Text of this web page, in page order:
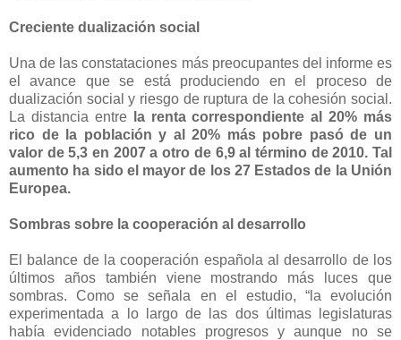
Creciente dualización social
Una de las constataciones más preocupantes del informe es
el avance que se está produciendo en el proceso de
dualización social y riesgo de ruptura de la cohesión social.
La distancia entre
la renta correspondiente al 20% más
rico de la población y al 20% más pobre pasó de un
valor de 5,3 en 2007 a otro de 6,9 al término de 2010. Tal
aumento ha sido el mayor de los 27 Estados de la Unión
Europea.
Sombras sobre la cooperación al desarrollo
El balance de la cooperación española al desarrollo de los
últimos años también viene mostrando más luces que
sombras. Como se señala en el estudio, “la evolución
experimentada a lo largo de las dos últimas legislaturas
había evidenciado notables progresos y aunque no se